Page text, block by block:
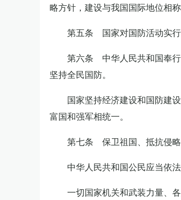
略方针，建设与我国国际地位相
第五条 国家对国防活动实行
第六条 中华人民共和国奉行
坚持全民国防。
国家坚持经济建设和国防建
富国和强军相统一。
第七条 保卫祖国、抵抗侵略
中华人民共和国公民应当依法
一切国家机关和武装力量、